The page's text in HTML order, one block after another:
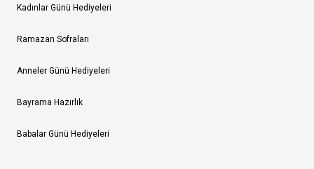
Kadınlar Günü Hediyeleri
Ramazan Sofraları
Anneler Günü Hediyeleri
Bayrama Hazırlık
Babalar Günü Hediyeleri